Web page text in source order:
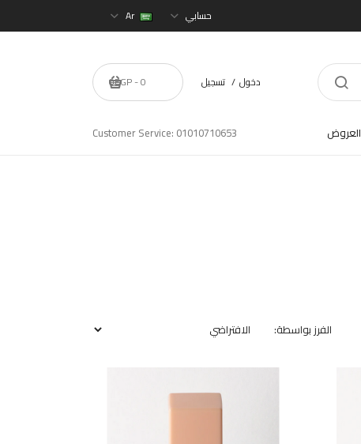
حسابي Ar
دخول تسجيل 0 - 0EGP
العروض Customer Service: 01010710653
الفرز بواسطة: